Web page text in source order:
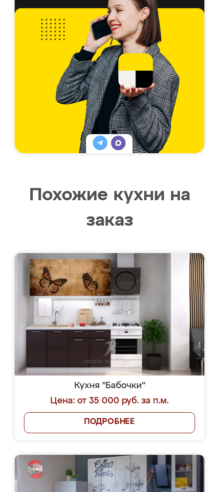
Похожие кухни на
заказ
Кухня "Бабочки"
Цена: от 35 000 руб. за п.м.
ПОДРОБНЕЕ